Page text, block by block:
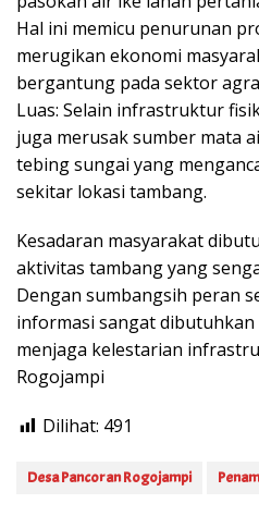
Hal ini memicu penurunan
merugikan ekonomi
bergantung pada sektor
Luas: Selain infrastruktur
juga merusak sumber mata
tebing sungai yang
sekitar lokasi tambang.
Kesadaran masyarakat
aktivitas tambang yang
Dengan sumbangsih peran
informasi sangat
menjaga kelestarian
Rogojampi
Dilihat: 491
Desa Pancoran Rogojampi